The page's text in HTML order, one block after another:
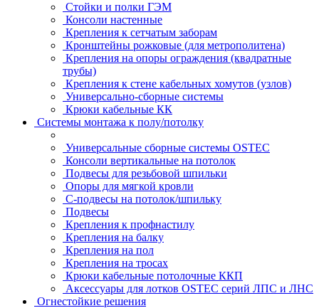
Стойки и полки ГЭМ
Консоли настенные
Крепления к сетчатым заборам
Кронштейны рожковые (для метрополитена)
Крепления на опоры ограждения (квадратные
трубы)
Крепления к стене кабельных хомутов (узлов)
Универсально-сборные системы
Крюки кабельные КК
Системы монтажа к полу/потолку
Универсальные сборные системы OSTEC
Консоли вертикальные на потолок
Подвесы для резьбовой шпильки
Опоры для мягкой кровли
С-подвесы на потолок/шпильку
Подвесы
Крепления к профнастилу
Крепления на балку
Крепления на пол
Крепления на тросах
Крюки кабельные потолочные ККП
Аксессуары для лотков OSTEC серий ЛПС и ЛНС
Огнестойкие решения